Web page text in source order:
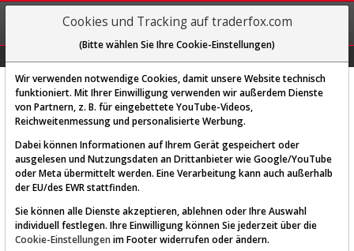
REGIS-
TRIEREN
Diese Funktion ist nur für
Cookies und Tracking auf traderfox.com
(Bitte wählen Sie Ihre Cookie-Einstellungen)
Wir verwenden notwendige Cookies, damit unsere Website technisch
funktioniert. Mit Ihrer Einwilligung verwenden wir außerdem Dienste
von Partnern, z. B. für eingebettete YouTube-Videos,
Reichweitenmessung und personalisierte Werbung.
Dabei können Informationen auf Ihrem Gerät gespeichert oder
ausgelesen und Nutzungsdaten an Drittanbieter wie Google/YouTube
oder Meta übermittelt werden. Eine Verarbeitung kann auch außerhalb
der EU/des EWR stattfinden.
Sie können alle Dienste akzeptieren, ablehnen oder Ihre Auswahl
individuell festlegen. Ihre Einwilligung können Sie jederzeit über die
Cookie-Einstellungen im Footer widerrufen oder ändern.